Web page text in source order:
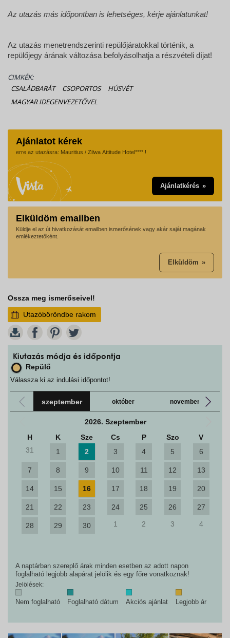
Az utazás más időpontban is lehetséges, kérje ajánlatunkat!
Az utazás menetrendszerinti repülőjáratokkal történik, a
repülőjegy árának változása befolyásolhatja a részvételi díjat!
CIMKÉK:
CSALÁDBARÁT
CSOPORTOS
HÚSVÉT
MAGYAR IDEGENVEZETŐVEL
Ajánlatot kérek
erre az utazásra: Mauritius / Zilwa Attitude Hotel**** !
Ajánlatkérés
Elküldöm emailben
Küldje el az út hivatkozását emailben ismerősének vagy akár saját magának
emlékeztetőként.
Elküldöm
Ossza meg ismerőseivel!
Utazóböröndbe rakom
Kiutazás módja és időpontja
Repülő
Válassza ki az indulási időpontot!
szeptember október november
2026. Szeptember
H
K Sze Cs P Szo
V
31
1 2 3 4 5 6
7 8 9 10 11 12 13
14 15 16 17 18 19 20
21 22 23 24 25 26 27
28 29 30 1 2 3 4
A naptárban szereplő árak minden esetben az adott napon
foglalható legjobb alapárat jelölik és egy főre vonatkoznak!
Jelölések:
Nem foglalható Foglalható dátum Akciós ajánlat Legjobb ár